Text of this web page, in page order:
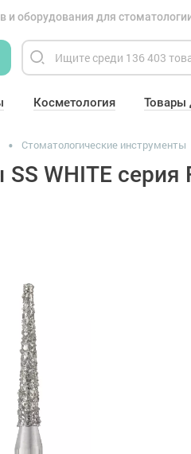
и оборудования для
Косметология Товары
Стоматологические инструменты
WHITE серия